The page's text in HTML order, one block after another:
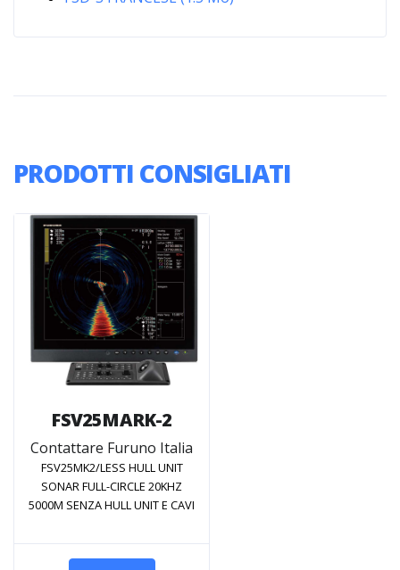
PRODOTTI CONSIGLIATI
FSV25MARK-2
Contattare Furuno Italia
FSV25MK2/LESS HULL UNIT
SONAR FULL-CIRCLE 20KHZ
5000M SENZA HULL UNIT E CAVI